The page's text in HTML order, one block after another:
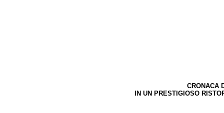
CRONACA
IN UN PRESTIGIOSO